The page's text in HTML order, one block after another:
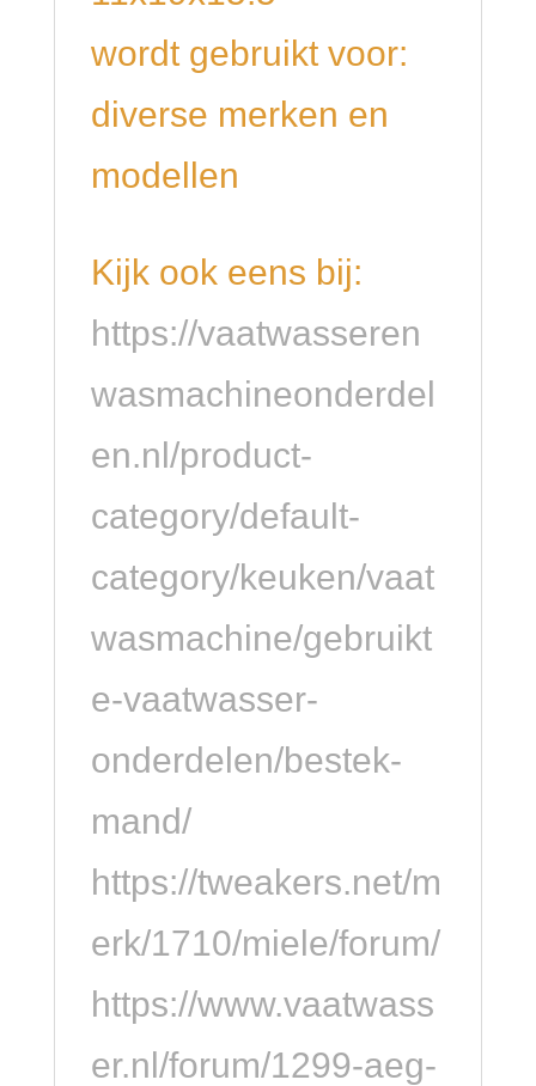
wordt gebruikt voor:
diverse merken en
modellen
Kijk ook eens bij:
https://vaatwasseren
wasmachineonderdel
en.nl/product-
category/default-
category/keuken/vaat
wasmachine/gebruikt
e-vaatwasser-
onderdelen/bestek-
mand/
https://tweakers.net/m
erk/1710/miele/forum/
https://www.vaatwass
er.nl/forum/1299-aeg-